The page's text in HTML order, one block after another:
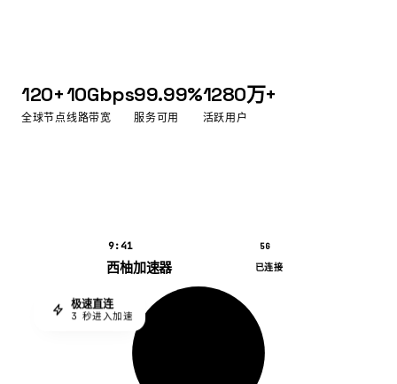
120+
全球节点
10Gbps
线路带宽
99.99%
服务可用
1280万+
活跃用户
极速直连
3 秒进入加速
9:41 5G
西柚加速器 已连接